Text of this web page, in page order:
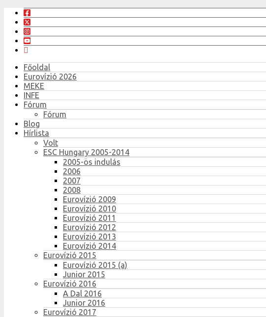
Főoldal
Eurovízió 2026
MEKE
INFE
Fórum
Fórum
Blog
Hírlista
Volt
ESC Hungary 2005-2014
2005-ös indulás
2006
2007
2008
Eurovízió 2009
Eurovízió 2010
Eurovízió 2011
Eurovízió 2012
Eurovízió 2013
Eurovízió 2014
Eurovízió 2015
Eurovízió 2015 (a)
Junior 2015
Eurovízió 2016
A Dal 2016
Junior 2016
Eurovízió 2017